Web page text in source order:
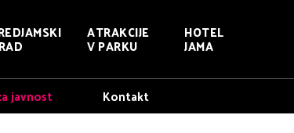
ATRAKCIJE
V PARKU
HOTEL
JAMA
javnost Kontakt